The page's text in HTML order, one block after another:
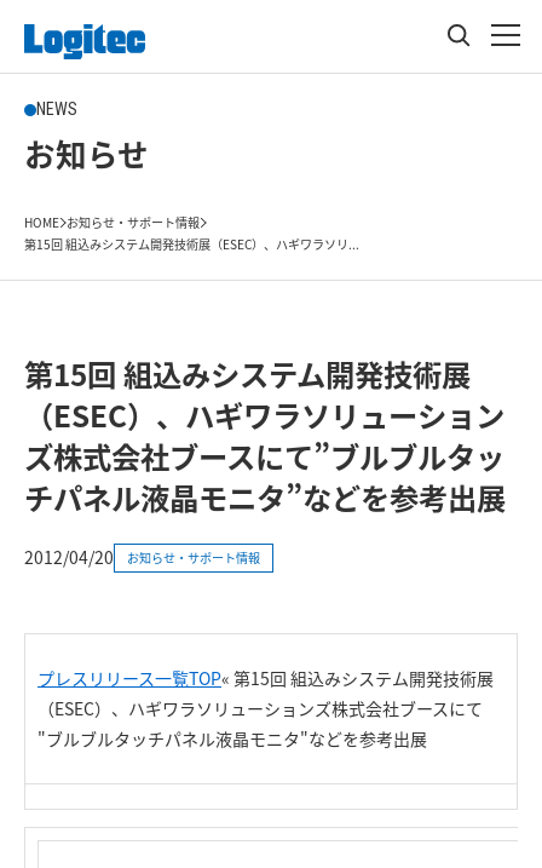
NEWS
お知らせ
HOME お知らせ・サポート情報
第15回 組込みシステム開発技術展（ESEC）、ハギワラソリ...
第15回 組込みシステム開発技術展
（ESEC）、ハギワラソリューション
ズ株式会社ブースにて”ブルブルタッ
チパネル液晶モニタ”などを参考出展
2012/04/20 お知らせ・サポート情報
プレスリリース一覧TOP« 第15回 組込みシステム開発技術展
（ESEC）、ハギワラソリューションズ株式会社ブースにて
"ブルブルタッチパネル液晶モニタ"などを参考出展